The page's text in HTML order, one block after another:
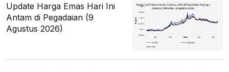
Update Harga Emas Hari Ini
Antam di Pegadaian (9
Agustus 2026)